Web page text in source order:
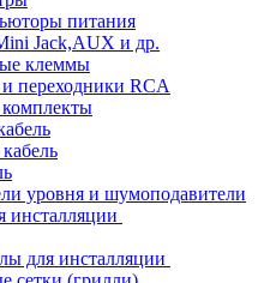
питания
Jack,AUX и др.
клеммы
переходники RCA
уровня и шумоподавители
инсталляции
для инсталляции